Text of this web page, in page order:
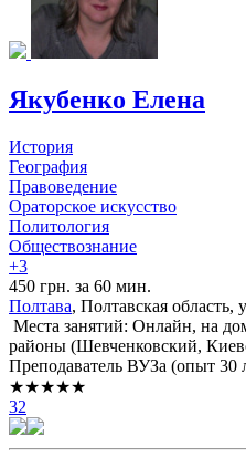
Якубенко Елена
История
География
Правоведение
Ораторское искусство
Политология
Обществознание
+3
450 грн. за 60 мин.
Полтава, Полтавская область,
Места занятий: Онлайн, на
районы (Шевченковский,
Преподаватель ВУЗа (опыт 30
★★★★★
32